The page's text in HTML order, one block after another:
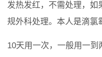
发热发红，不需处理，如
规外科处理。本人是滴氯
10天用一次，一般用一到